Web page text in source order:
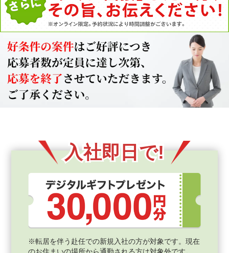
入社即日で!
※転居を伴う赴任での新規入社の方が対象です。現在
のお住まいの場所から通勤される方は対象外です。